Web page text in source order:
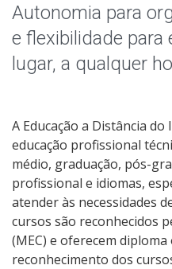
Graduação
Especialização
Todos os cursos
Processo de
Autonomia para
e flexibilidade
lugar, a qualquer
A Educação a Distância do
educação profissional
médio, graduação, pós-
profissional e idiomas,
atender às necessidades
cursos são reconhecidos
(MEC) e oferecem
reconhecimento dos